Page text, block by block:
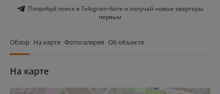
Попробуй поиск в Telegram-боте и получай новые квартиры
первым
Обзор На карте Фотогалерея Об объекте
На карте